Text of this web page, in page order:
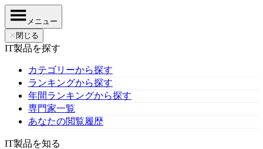
メニュー
✕ 閉じる
IT製品を探す
カテゴリーから探す
ランキングから探す
年間ランキングから探す
専門家一覧
あなたの閲覧履歴
IT製品を知る